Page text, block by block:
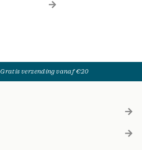
Gratis verzending vanaf €20